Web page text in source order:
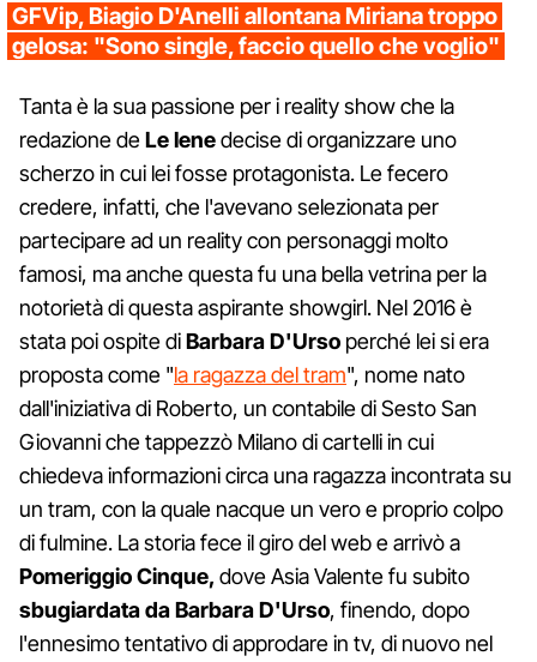
GFVip, Biagio D'Anelli allontana Miriana troppo
gelosa: "Sono single, faccio quello che voglio"
Tanta è la sua passione per i reality show che la
redazione deLe Ienedecise di organizzare uno
scherzo in cui lei fosse protagonista. Le fecero
credere, infatti, che l'avevano selezionata per
partecipare ad un reality con personaggi molto
famosi, ma anche questa fu una bella vetrina per la
notorietà di questa aspirante showgirl. Nel 2016 è
stata poi ospite diBarbara D'Urso perché lei si era
proposta come "la ragazza del tram", nome nato
dall'iniziativa di Roberto, un contabile di Sesto San
Giovanni che tappezzò Milano di cartelli in cui
chiedeva informazioni circa una ragazza incontrata su
un tram, con la quale nacque un vero e proprio colpo
di fulmine. La storia fece il giro del web e arrivò a
Pomeriggio Cinque, dove Asia Valente fu subito
sbugiardata da Barbara D'Urso, finendo, dopo
l'ennesimo tentativo di approdare in tv, di nuovo nel